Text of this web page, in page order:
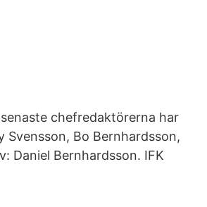
chefredaktörerna har
Svensson, Bo Bernhardsson,
Daniel Bernhardsson. IFK